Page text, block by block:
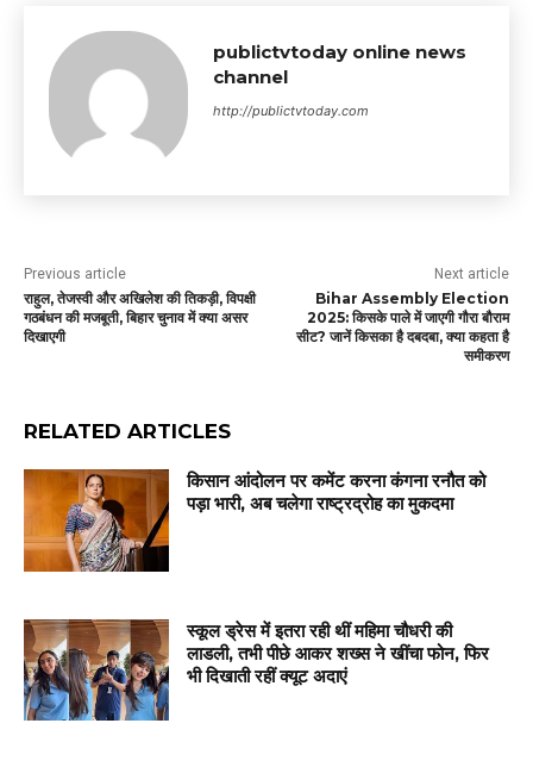
publictvtoday online news
channel
http://publictvtoday.com
Previous article
राहुल, तेजस्वी और अखिलेश की तिकड़ी, विपक्षी
गठबंधन की मजबूती, बिहार चुनाव में क्या असर
दिखाएगी
Next article
Bihar Assembly Election
2025: किसके पाले में जाएगी गौरा बौराम
सीट? जानें किसका है दबदबा, क्या कहता है
समीकरण
RELATED ARTICLES
किसान आंदोलन पर कमेंट करना कंगना रनौत को
पड़ा भारी, अब चलेगा राष्ट्रद्रोह का मुकदमा
स्कूल ड्रेस में इतरा रही थीं महिमा चौधरी की
लाडली, तभी पीछे आकर शख्स ने खींचा फोन, फिर
भी दिखाती रहीं क्यूट अदाएं